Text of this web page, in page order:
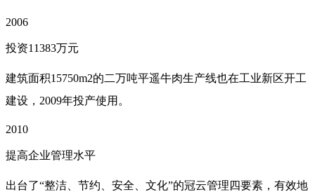
2006
投资11383万元
建筑面积15750m2的二万吨平遥牛肉生产线也在工业新区开工
建设，2009年投产使用。
2010
提高企业管理水平
出台了“整洁、节约、安全、文化”的冠云管理四要素，有效地